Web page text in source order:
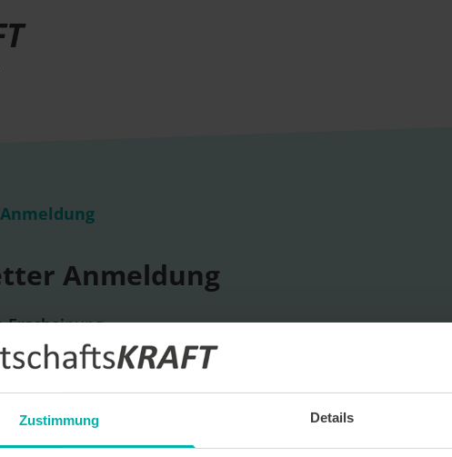
Zustimmung Details
Anmeldung
Erscheinung
und wichtige Termine
und Unternehmensprofile